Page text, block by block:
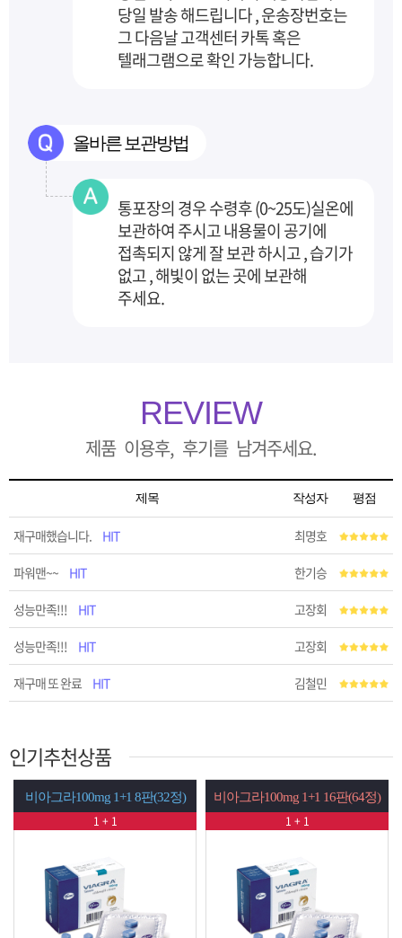
당일 발송 해드립니다 , 운송장번호는
그 다음날 고객센터카톡 혹은
텔래그램으로 확인 가능합니다.
올바른 보관방법
통포장의 경우 수령후 (0~25도)실온에
보관하여 주시고 내용물이 공기에
접촉되지 않게 잘 보관하시고 , 습기가
없고 , 해빛이 없는 곳에 보관해
주세요.
REVIEW
제품 이용후, 후기를 남겨주세요.
제목 작성자 평점
재구매했습니다. HIT 최명호
파워맨~~ HIT 한기승
성능만족!!! HIT 고장회
성능만족!!! HIT 고장회
재구매 또 완료 HIT 김철민
인기추천상품
1+1 8판(32정) 비아그라100mg 1+1 16판(64정) 시알리스20mg